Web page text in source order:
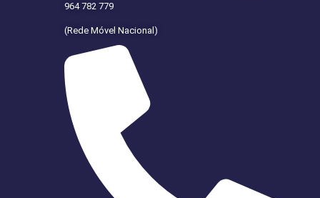
964 782 779
(Rede Móvel Nacional)